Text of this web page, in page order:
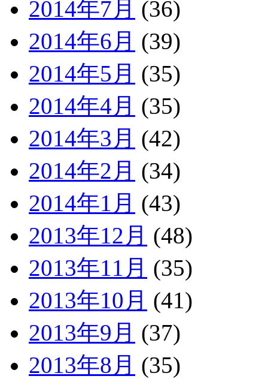
2014年7月 (36)
2014年6月 (39)
2014年5月 (35)
2014年4月 (35)
2014年3月 (42)
2014年2月 (34)
2014年1月 (43)
2013年12月 (48)
2013年11月 (35)
2013年10月 (41)
2013年9月 (37)
2013年8月 (35)